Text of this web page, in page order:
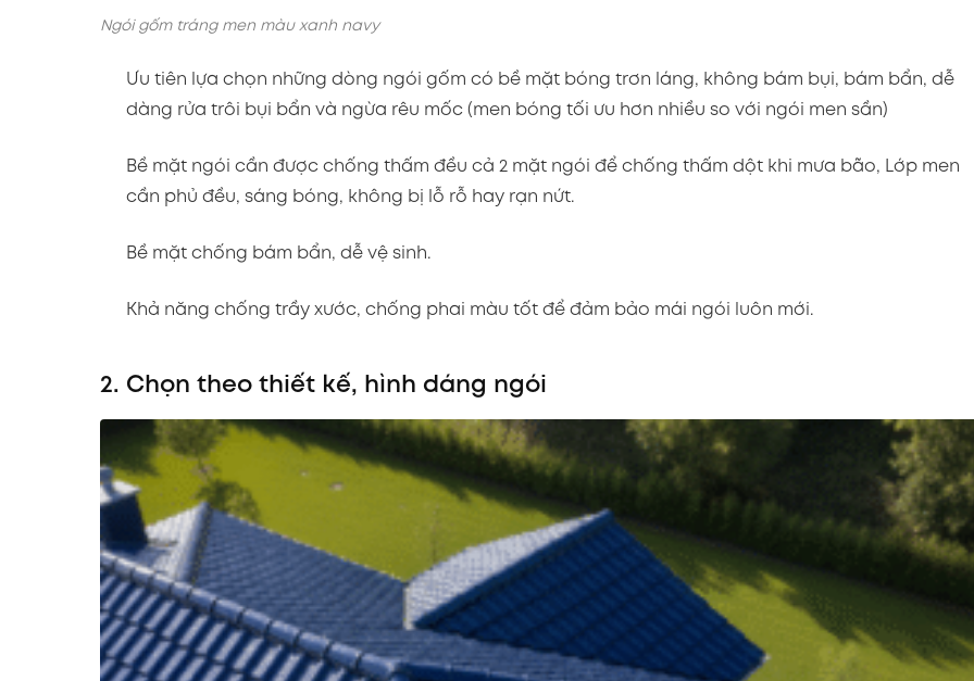
Ngói gốm tráng men màu xanh navy
Ưu tiên lựa chọn những dòng ngói gốm có bề mặt bóng trơn láng, không bám bụi, bám bẩn, dễ
dàng rửa trôi bụi bẩn và ngừa rêu mốc (men bóng tối ưu hơn nhiều so với ngói men sần)
Bề mặt ngói cần được chống thấm đều cả 2 mặt ngói để chống thấm dột khi mưa bão, Lớp men
cần phủ đều, sáng bóng, không bị lỗ rỗ hay rạn nứt.
Bề mặt chống bám bẩn, dễ vệ sinh.
Khả năng chống trầy xước, chống phai màu tốt để đảm bảo mái ngói luôn mới.
2. Chọn theo thiết kế, hình dáng ngói